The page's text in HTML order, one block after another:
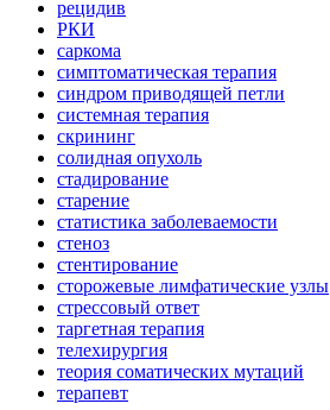
рецидив
РКИ
саркома
симптоматическая терапия
синдром приводящей петли
системная терапия
скрининг
солидная опухоль
стадирование
старение
статистика заболеваемости
стеноз
стентирование
сторожевые лимфатические узлы
стрессовый ответ
таргетная терапия
телехирургия
теория соматических мутаций
терапевт